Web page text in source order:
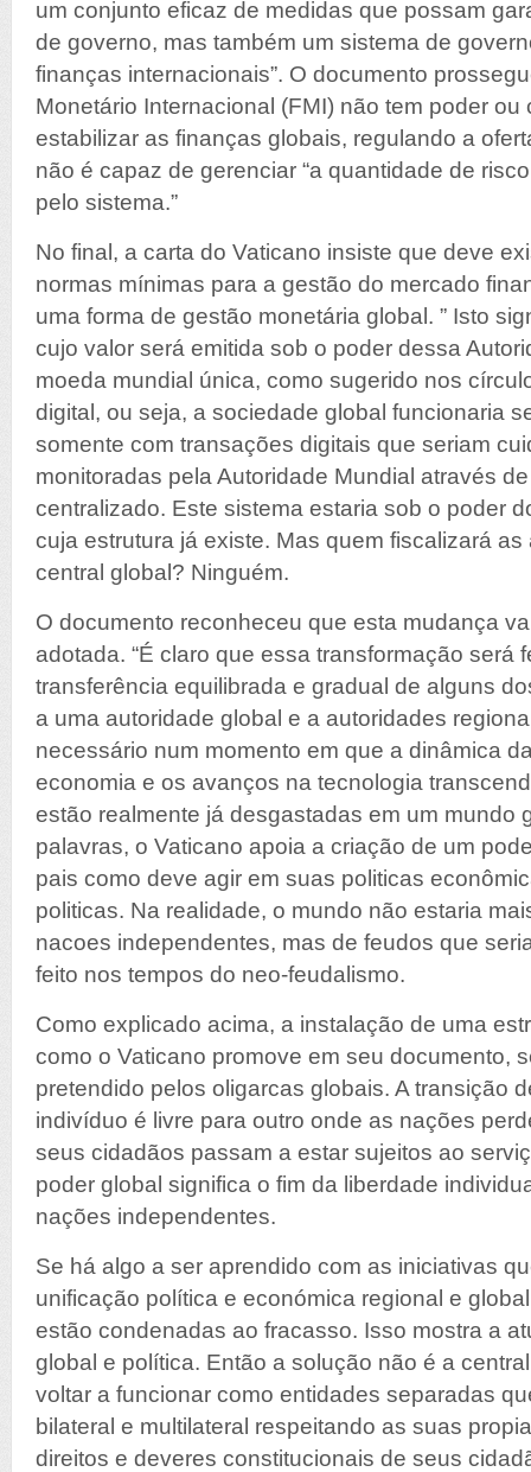
um conjunto eficaz de medidas que possam
de governo, mas também um sistema de
finanças internacionais”. O documento
Monetário Internacional (FMI) não tem poder ou
estabilizar as finanças globais, regulando a
não é capaz de gerenciar “a quantidade de
pelo sistema.”
No final, a carta do Vaticano insiste que deve
normas mínimas para a gestão do mercado
uma forma de gestão monetária global. ” Isto
cujo valor será emitida sob o poder dessa
moeda mundial única, como sugerido nos
digital, ou seja, a sociedade global funcionaria
somente com transações digitais que seriam
monitoradas pela Autoridade Mundial através
centralizado. Este sistema estaria sob o poder
cuja estrutura já existe. Mas quem fiscalizará
central global? Ninguém.
O documento reconheceu que esta mudança
adotada. “É claro que essa transformação será
transferência equilibrada e gradual de alguns
a uma autoridade global e a autoridades
necessário num momento em que a dinâmica
economia e os avanços na tecnologia
estão realmente já desgastadas em um mundo
palavras, o Vaticano apoia a criação de um
pais como deve agir em suas politicas
politicas. Na realidade, o mundo não estaria
nacoes independentes, mas de feudos que
feito nos tempos do neo-feudalismo.
Como explicado acima, a instalação de uma
como o Vaticano promove em seu documento,
pretendido pelos oligarcas globais. A transição
indivíduo é livre para outro onde as nações
seus cidadãos passam a estar sujeitos ao
poder global significa o fim da liberdade
nações independentes.
Se há algo a ser aprendido com as iniciativas
unificação política e económica regional e
estão condenadas ao fracasso. Isso mostra a
global e política. Então a solução não é a
voltar a funcionar como entidades separadas
bilateral e multilateral respeitando as suas
direitos e deveres constitucionais de seus